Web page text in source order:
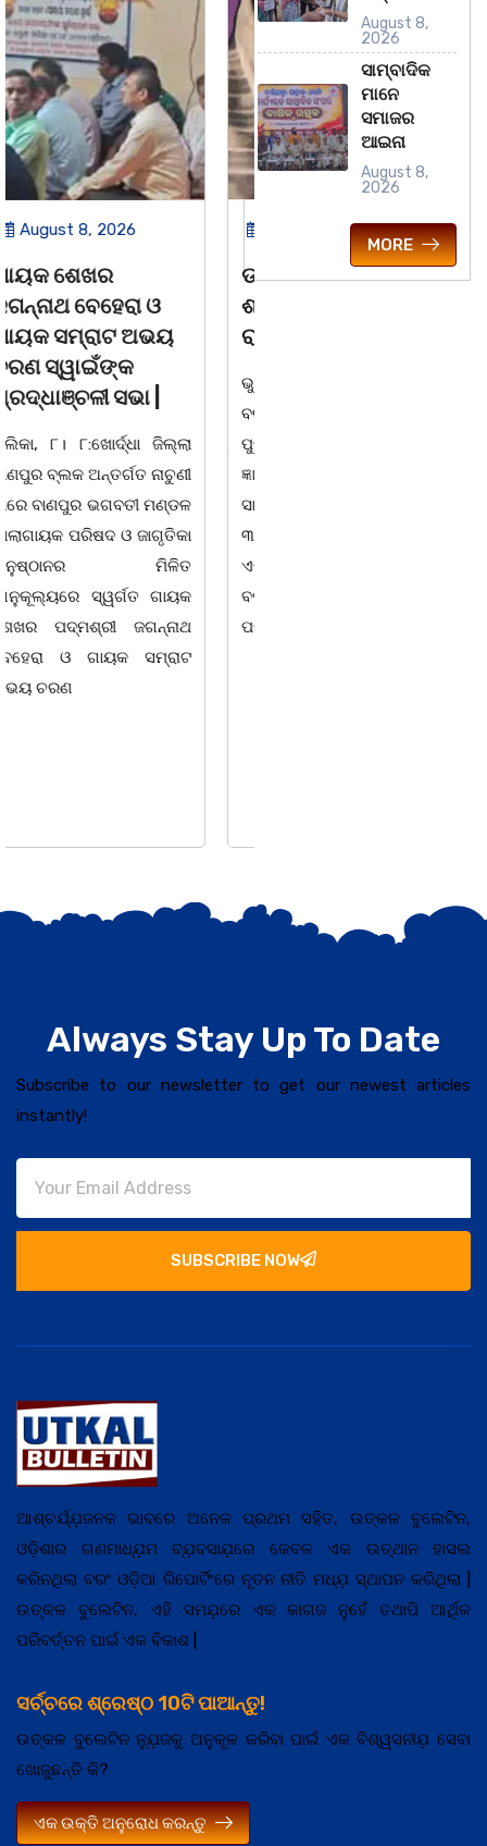
August 8, 2026
ଡଃ ଜ୍ଞାନେନ୍ଦ୍ର ଙ୍କ
ଶାଶୁ ଶ୍ରୀମତୀ ସାବିତ୍ରୀ
ରାଉତଙ୍କ ବିୟୋଗ
ଭୁବନେଶ୍ୱର-୦୭/୦୮/୨୦୨୬:
ବରିଷ୍ଠ ରାଜନେତା, ସଂସ୍କୃତି
ପୁରୁଷ ଡଃ ଆର୍ଯ୍ୟ କୁମାର
ଜ୍ଞାନେନ୍ଦ୍ରଙ୍କ ଶାଶୁ ଶ୍ରୀମତୀ
ସାବିତ୍ରୀ ରାଉତ ଆଜି ଅପରାହ୍ନ
୩ ଘ. ସମୟରେ ଭୁବନେଶ୍ୱରର
ଏକ ଘରୋଇ ହସ୍ପିଟାଲ୍ରେ ୮୭
ବର୍ଷ ବୟସରେ ହୃଦ୍ଘାତରେ
ପରଲୋକ ଗମନ କରିଛନ୍ତି ।
August 8, 2026
ବନ୍ୟା ବିପନ୍ନଙ୍କୁ
August 8,
2026
ସାମ୍ବାଦିକ
ମାନେ
ସମାଜର
ଆଇନା
August 8,
2026
MORE
Always Stay Up To Date
Subscribe to our newsletter to get our newest articles
instantly!
SUBSCRIBE NOW
ଆଶ୍ଚର୍ଯ୍ଯ଼ଜନକ ଭାବରେ ଅନେକ ପ୍ରଥମ ସହିତ, ଉତ୍କଳ ବୁଲେଟିନ,
ଓଡ଼ିଶାର ଗଣମାଧ୍ଯ଼ମ ବ୍ଯ଼ବସାଯ଼ରେ କେବଳ ଏକ ଉତ୍ଥାନ ହାସଲ
କରିନଥିଲା ବରଂ ଓଡ଼ିଆ ରିପୋର୍ଟିଂରେ ନୂତନ ନୀତି ମଧ୍ଯ଼ ସ୍ଥାପନ କରିଥିଲା |
ଉତ୍କଳ ବୁଲେଟିନ, ଏହି ସମଯ଼ରେ ଏକ କାଗଜ ନୁହେଁ ତଥାପି ଆର୍ଥିକ
ପରିବର୍ତ୍ତନ ପାଇଁ ଏକ ବିକାଶ |
ସର୍ଚ୍ଚରେ ଶ୍ରେଷ୍ଠ 10ଟି ପାଆନ୍ତୁ!
ଉତ୍କଳ ବୁଲେଟିନ ନ୍ଯ଼ୁଜକୁ ଅନୁକୂଳ କରିବା ପାଇଁ ଏକ ବିଶ୍ୱସନୀଯ଼ ସେବା
ଖୋଜୁଛନ୍ତି କି?
ଏକ ଉକ୍ତି ଅନୁରୋଧ କରନ୍ତୁ